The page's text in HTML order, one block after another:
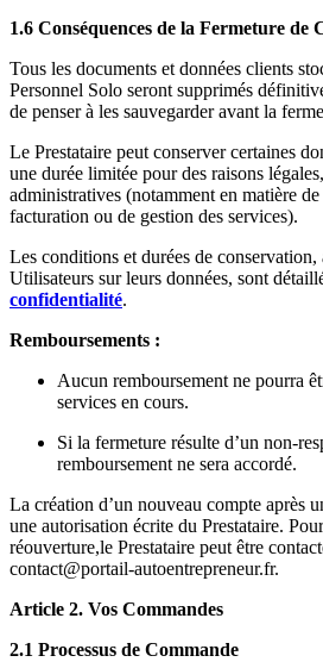
1.6 Conséquences de la Fermeture de
Tous les documents et données clients
Personnel Solo seront supprimés
de penser à les sauvegarder avant la
Le Prestataire peut conserver certaines
une durée limitée pour des raisons
administratives (notamment en matière
facturation ou de gestion des services).
Les conditions et durées de conservation,
Utilisateurs sur leurs données, sont
confidentialité.
Remboursements :
Aucun remboursement ne pourra
services en cours.
Si la fermeture résulte d’un non-
remboursement ne sera accordé.
La création d’un nouveau compte après
une autorisation écrite du Prestataire.
réouverture,le Prestataire peut être
contact@portail-autoentrepreneur.fr.
Article 2. Vos Commandes
2.1 Processus de Commande